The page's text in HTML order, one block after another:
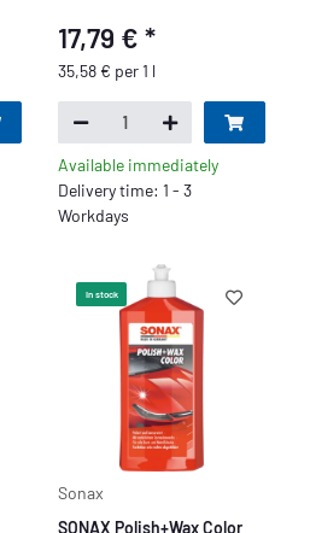
17,79 € *
35,58 € per 1 l
Available immediately
Delivery time: 1 - 3
Workdays
In stock
Sonax
SONAX Polish+Wax Color